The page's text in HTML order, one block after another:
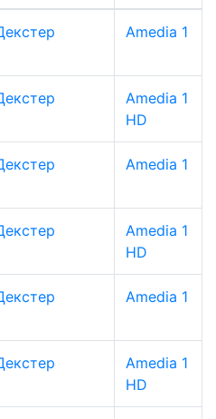
Amedia 1
Amedia 1
HD
Amedia 1
Amedia 1
HD
Amedia 1
Amedia 1
HD